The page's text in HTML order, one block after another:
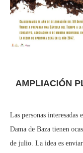
AMPLIACIÓN
Las personas
Dama de Baza tienen
de julio. La idea es